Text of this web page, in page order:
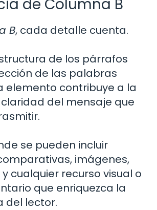
de Columna B
B, cada detalle cuenta.
de los párrafos
de las palabras
elemento contribuye a la
del mensaje que
se pueden incluir
imágenes,
cualquier recurso visual o
que enriquezca la
del lector.